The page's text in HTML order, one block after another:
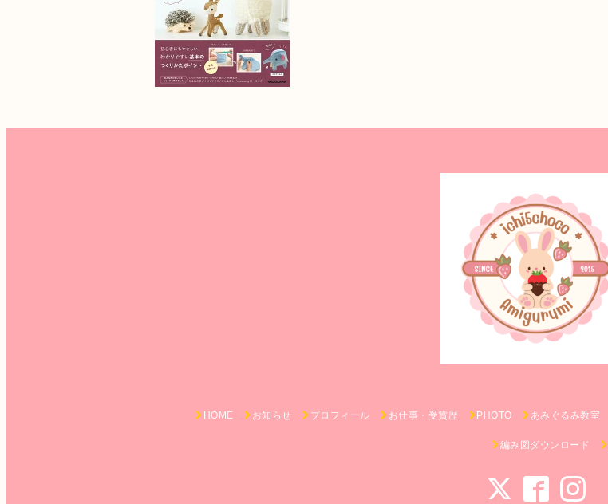
HOME お知らせ プロフィール お仕事・受賞歴 PHOTO あみぐるみ教室
編み図ダウンロード